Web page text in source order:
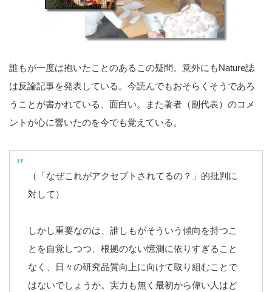
誰もが一度は抱いたことのあるこの疑問。意外にもNature誌
は反論記事を発表している。今読んでもおそらくそうであろ
うことが書かれている、面白い。また著者（副代表）のコメ
ントが心に響いたのを今でも覚えている。
（「なぜこれがアクセプトされてるの？」的批判に
対して）
しかし重要なのは、誰しもがそういう傾向を持つこ
とを自覚しつつ、根拠のない憶測に依りすぎること
なく、日々の研究品質向上に向けて取り組むことで
はないでしょうか。実力も無く最初から偉い人はど